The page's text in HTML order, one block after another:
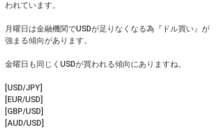
われています。
月曜日は金融機関でUSDが足りなくなる為『ドル買い』が
強まる傾向があります。
金曜日も同じくUSDが買われる傾向にありますね。
[USD/JPY]
[EUR/USD]
[GBP/USD]
[AUD/USD]